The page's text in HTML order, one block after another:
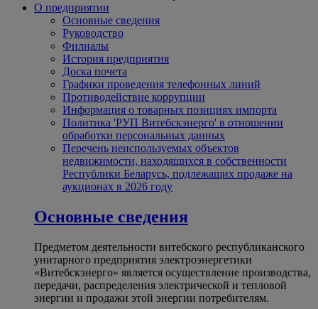
О предприятии
Основные сведения
Руководство
Филиалы
История предприятия
Доска почета
Графики проведения телефонных линий
Противодействие коррупции
Информация о товарных позициях импорта
Политика 'РУП Витебскэнерго' в отношении
обработки персональных данных
Перечень неиспользуемых объектов
недвижимости, находящихся в собственности
Республики Беларусь, подлежащих продаже на
аукционах в 2026 году
Основные сведения
Предметом деятельности витебского республиканского
унитарного предприятия электроэнергетики
«Витебскэнерго» является осуществление производства,
передачи, распределения электрической и тепловой
энергии и продажи этой энергии потребителям.